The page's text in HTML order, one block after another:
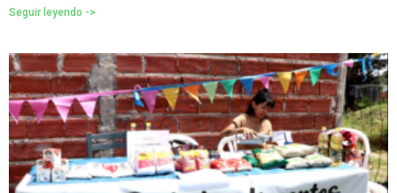
Seguir leyendo ->